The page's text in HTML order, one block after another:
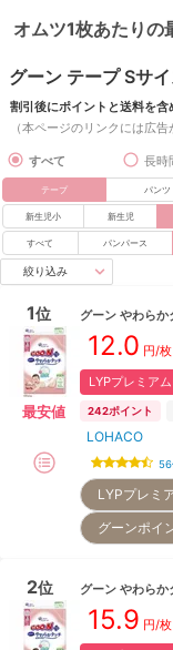
オムツ1枚あたりの
グーン テープ Sサ
割引後にポイントと送料を含
（本ページのリンクには広告
すべて 長時
テープ パン
新生児小 新生児
すべて パンパース
絞り込み
1位
最安値
グーン やわらか
12.0 円/枚
LYPプレミア
242ポイント
LOHACO
56
LYPプレミ
グーンポイ
2位 グーン やわらか
15.9 円/枚